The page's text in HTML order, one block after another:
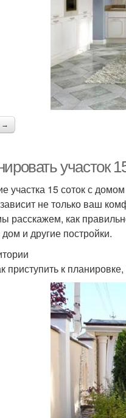
→
участок
участка 15 соток с
не только ваш
расскажем, как
и другие постройки.
приступить к